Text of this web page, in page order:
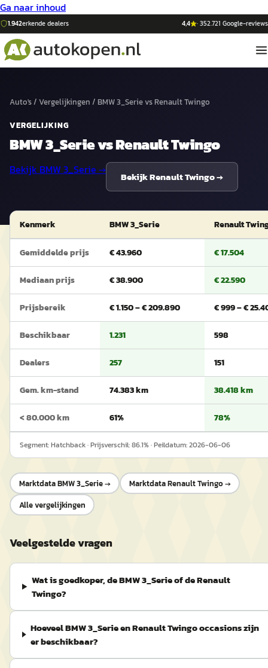
Ga naar inhoud
1.942erkende dealers 4,4 ·352.721 Google-reviews
Auto's/ Vergelijkingen / BMW 3_SerievsRenault Twingo
VERGELIJKING
BMW 3_SerievsRenault Twingo
Bekijk BMW 3_Serie →
BekijkRenault Twingo→
Kenmerk BMW 3_Serie Renault
Gemiddelde prijs € 43.960 € 17.504
Mediaan prijs € 38.900 € 22.590
Prijsbereik € 1.150 – € 209.890 € 999 – €
Beschikbaar 1.231 598
Dealers 257 151
Gem. km-stand 74.383 km 38.418 km
< 80.000 km 61% 78%
Segment:Hatchback· Prijsverschil:86.1% · Peildatum:2026-06-06
MarktdataBMW 3_Serie→ MarktdataRenault Twingo→
Alle vergelijkingen
Veelgestelde vragen
Wat is goedkoper, de BMW 3_Serie of de Renault
Twingo?
Hoeveel BMW 3_Serie en Renault Twingo occasions zijn
er beschikbaar?